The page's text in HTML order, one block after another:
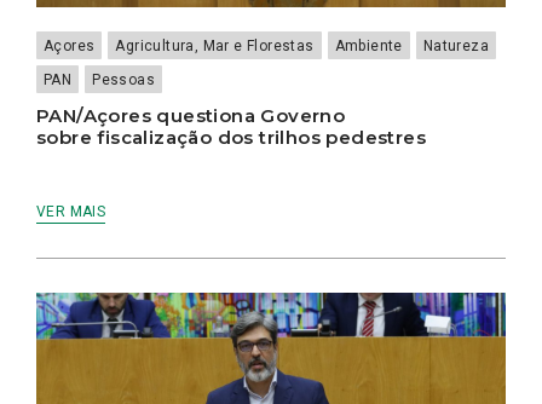
Açores Agricultura, Mar e Florestas Ambiente
Natureza
PAN
Pessoas
PAN/Açores questiona Governo
sobre fiscalização dos trilhos pedestres
VER MAIS